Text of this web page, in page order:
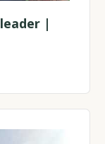
|